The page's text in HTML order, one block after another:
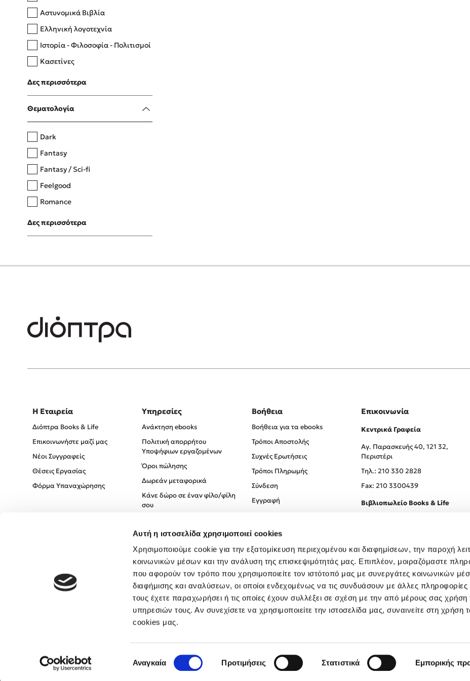
Αυτή η ιστοσελίδα χρησιμοποιεί cookies
Χρησιμοποιούμε cookie για την εξατομίκευση περιεχομένου και διαφημίσεων, την παροχή
κοινωνικών μέσων και την ανάλυση της επισκεψιμότητάς μας. Επιπλέον, μοιραζόμαστε
που αφορούν τον τρόπο που χρησιμοποιείτε τον ιστότοπό μας με συνεργάτες κοινωνικών
διαφήμισης και αναλύσεων, οι οποίοι ενδεχομένως να τις συνδυάσουν με άλλες
τους έχετε παραχωρήσει ή τις οποίες έχουν συλλέξει σε σχέση με την από μέρους σας χρήση
υπηρεσιών τους. Αν συνεχίσετε να χρησιμοποιείτε την ιστοσελίδα μας, συναινείτε στη χρήση
cookies μας.
συγκατάθεσης
Αναγκαία Προτιμήσεις Στατιστικά Εμπορικής
Δανάη Δεληγεώργη
Πάνω, κάτω, μπροστά, πίσω
Η μέθοδος Αφήστε τους
Αστυνομικά Βιβλία
Ελληνική λογοτεχνία
Ιστορία - Φιλοσοφία - Πολιτισμοί
Κασετίνες
Λευκώματα - Έγχρωμοι οδηγοί
Μαγειρική
Δες περισσότερα
Θεματολογία
Dark
Fantasy
Fantasy / Sci-fi
Feelgood
Romance
Upmarket
Young Adult
Δες περισσότερα
Η Εταιρεία
Διόπτρα Books & Life
Επικοινωνήστε μαζί μας
Νέοι Συγγραφείς
Θέσεις Εργασίας
Φόρμα Υπαναχώρησης
Υπηρεσίες
Ανάκτηση ebooks
Πολιτική απορρήτου
Υποψήφιων εργαζομένων
Όροι πώλησης
Δωρεάν μεταφορικά
Κάνε δώρο σε έναν φίλο/φίλη
σου
Πολιτική Απορρήτου
Όροι χρήσης
Βοήθεια
Βοήθεια για τα ebooks
Τρόποι Αποστολής
Συχνές Ερωτήσεις
Τρόποι Πληρωμής
Σύνδεση
Εγγραφή
Επικοινωνία
Κεντρικά Γραφεία
Αγ. Παρασκευής 40, 121 32,
Περιστέρι
Tηλ.: 210 330 2828
Fax: 210 3300439
Βιβλιοπωλείο Books & Life
Created by Powered by